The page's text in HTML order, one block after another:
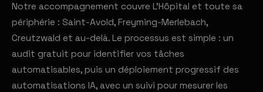
Notre accompagnement couvre L'Hôpital et toute sa
périphérie : Saint-Avold, Freyming-Merlebach,
Creutzwald et au-delà. Le processus est simple : un
audit gratuit pour identifier vos tâches
automatisables, puis un déploiement progressif des
automatisations IA, avec un suivi pour mesurer les